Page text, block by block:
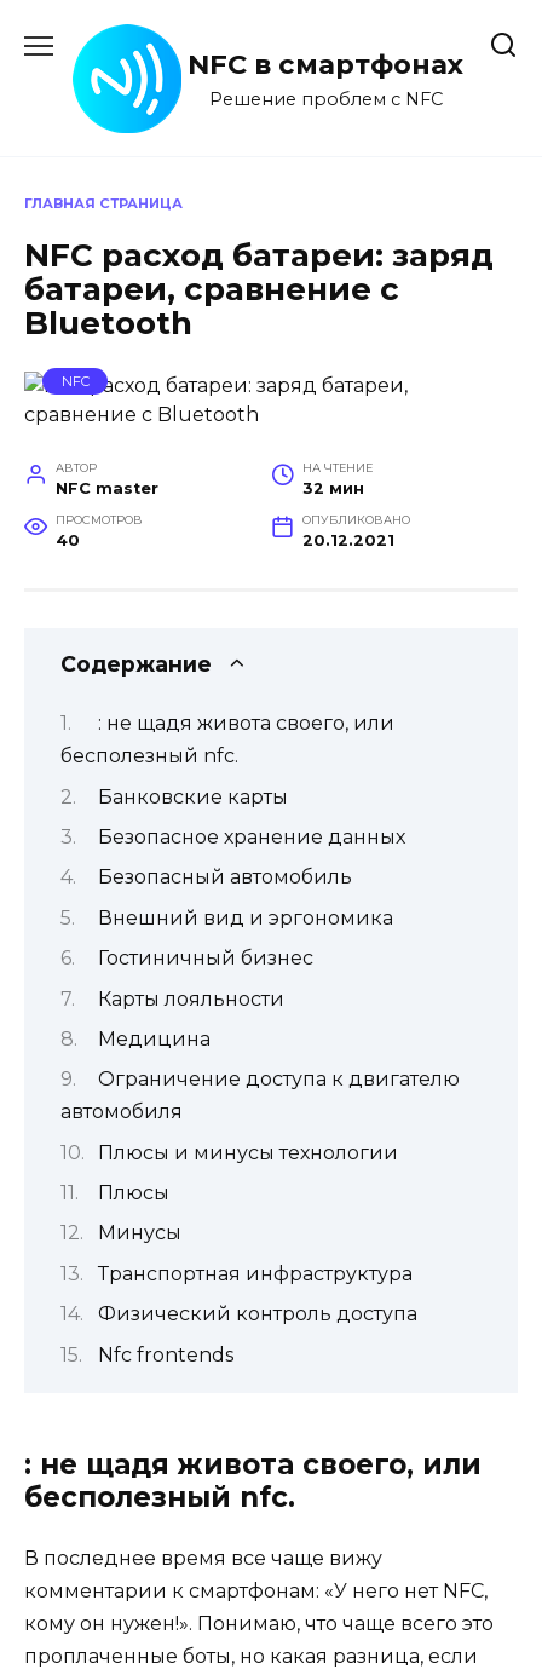
содержанию
NFC в смартфонах
Решение проблем с NFC
ГЛАВНАЯ СТРАНИЦА
NFC расход батареи: заряд
батареи, сравнение с
Bluetooth
NFC
АВТОР
NFC master
НА ЧТЕНИЕ
32 мин
ПРОСМОТРОВ
40
ОПУБЛИКОВАНО
20.12.2021
Содержание
: не щадя живота своего, или
бесполезный nfc.
Банковские карты
Безопасное хранение данных
Безопасный автомобиль
Внешний вид и эргономика
Гостиничный бизнес
Карты лояльности
Медицина
Ограничение доступа к двигателю
автомобиля
Плюсы и минусы технологии
Плюсы
Минусы
Транспортная инфраструктура
Физический контроль доступа
Nfc frontends
: не щадя живота своего, или
бесполезный nfc.
В последнее время все чаще вижу
комментарии к смартфонам: «У него нет NFC,
кому он нужен!». Понимаю, что чаще всего это
проплаченные боты, но какая разница, если